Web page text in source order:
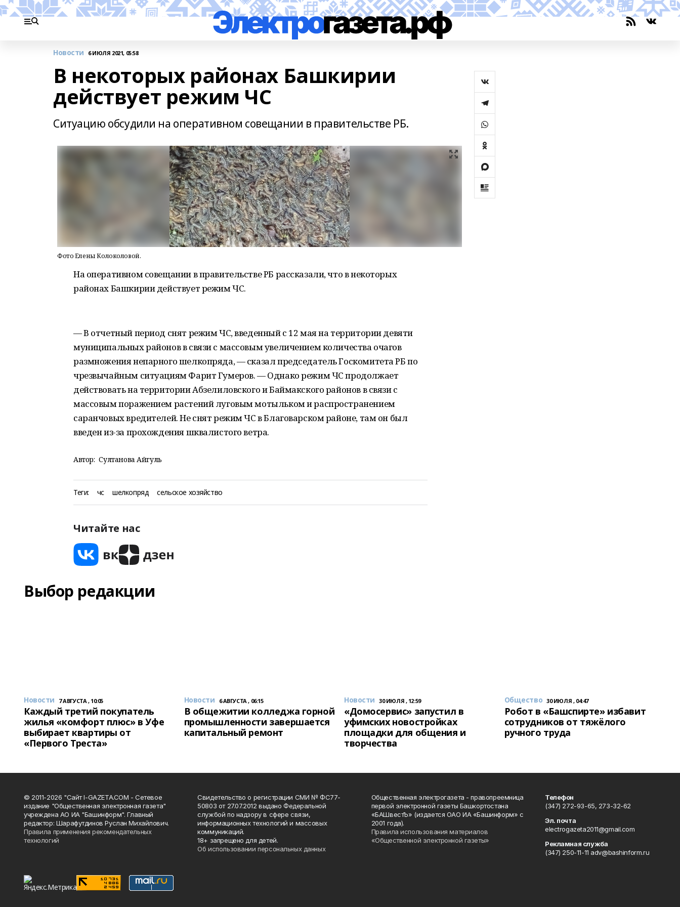
Новости 6 ИЮЛЯ 2021, 05:58
В некоторых районах Башкирии
действует режим ЧС
Ситуацию обсудили на оперативном совещании в правительстве РБ.
Фото Елены Колоколовой.
На оперативном совещании в правительстве РБ рассказали, что в некоторых
районах Башкирии действует режим ЧС.
— В отчетный период снят режим ЧС, введенный с 12 мая на территории девяти
муниципальных районов в связи с массовым увеличением количества очагов
размножения непарного шелкопряда, — сказал председатель Госкомитета РБ по
чрезвычайным ситуациям Фарит Гумеров. — Однако режим ЧС продолжает
действовать на территории Абзелиловского и Баймакского районов в связи с
массовым поражением растений луговым мотыльком и распространением
саранчовых вредителей. Не снят режим ЧС в Благоварском районе, там он был
введен из-за прохождения шквалистого ветра.
Автор: Султанова Айгуль
Теги: чс шелкопряд сельское хозяйство
Читайте нас
Выбор редакции
Новости 7 АВГУСТА , 10:05
Каждый третий покупатель
жилья «комфорт плюс» в Уфе
выбирает квартиры от
«Первого Треста»
Новости 6 АВГУСТА , 06:15
В общежитии колледжа горной
промышленности завершается
капитальный ремонт
Новости 30 ИЮЛЯ , 12:59
«Домосервис» запустил в
уфимских новостройках
площадки для общения и
творчества
Общество 30 ИЮЛЯ , 04:47
Робот в «Башспирте» избавит
сотрудников от тяжёлого
ручного труда
© 2011-2026 "Сайт I-GAZETA.COM - Сетевое
издание "Общественная электронная газета"
учреждена АО ИА "Башинформ". Главный
редактор: Шарафутдинов Руслан Михайлович.
Правила применения рекомендательных
технологий
Свидетельство о регистрации СМИ № ФС77-
50803 от 27.07.2012 выдано Федеральной
службой по надзору в сфере связи,
информационных технологий и массовых
коммуникаций.
18+ запрещено для детей.
Об использовании персональных данных
Общественная электрогазета - правопреемница
первой электронной газеты Башкортостана
«БАШвестЪ» (издается ОАО ИА «Башинформ» с
2001 года).
Правила использования материалов
«Общественной электронной газеты»
Телефон
(347) 272-93-65, 273-32-62
Эл. почта
electrogazeta2011@gmail.com
Рекламная служба
(347) 250-11-11 adv@bashinform.ru